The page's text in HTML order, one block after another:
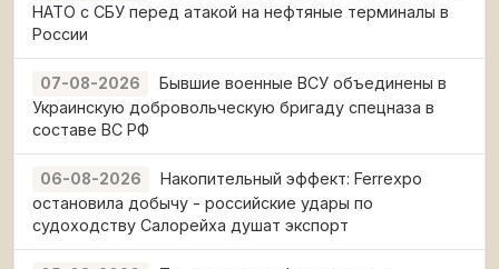
НАТО с СБУ перед атакой на нефтяные терминалы в
России
07-08-2026
Бывшие военные ВСУ объединены в
Украинскую добровольческую бригаду спецназа в
составе ВС РФ
06-08-2026
Накопительный эффект: Ferrexpo
остановила добычу - российские удары по
судоходству Салорейха душат экспорт